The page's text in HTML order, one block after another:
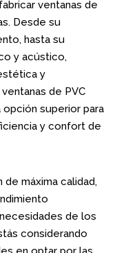
ventanas de
Desde su
hasta su
y acústico,
y
de PVC
superior para
y confort de
máxima calidad,
de los
considerando